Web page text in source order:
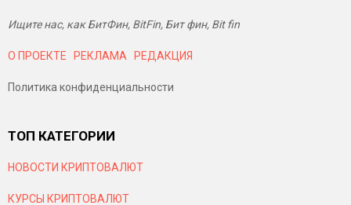
Ищите нас, как БитФин, BitFin, Бит фин, Bit fin
О ПРОЕКТЕ РЕКЛАМА РЕДАКЦИЯ
Политика конфиденциальности
ТОП КАТЕГОРИИ
НОВОСТИ КРИПТОВАЛЮТ
КУРСЫ КРИПТОВАЛЮТ